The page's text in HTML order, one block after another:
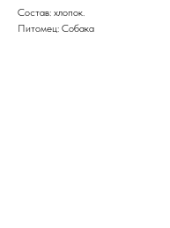
Состав: хлопок.
Питомец: Собака